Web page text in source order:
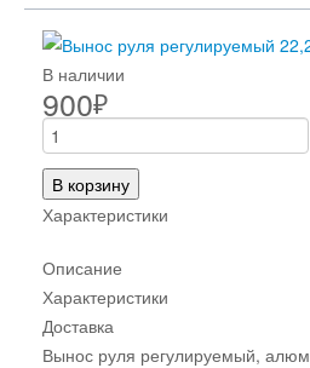
В наличии
900₽
В корзину
Характеристики
Описание
Характеристики
Доставка
Вынос руля регулируемый,